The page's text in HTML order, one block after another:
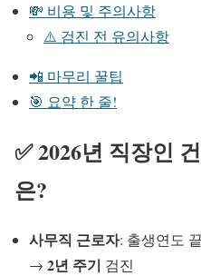
💸 비용 및 주의사항
⚠️ 검진 전 유의사항
📲 마무리 꿀팁
🎯 요약 한 줄!
✅ 2026년 직장인
은?
사무직 근로자: 출생연도
→ 2년 주기 검진